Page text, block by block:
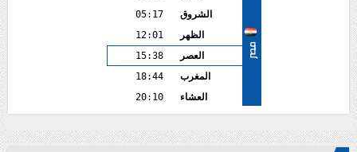
مصر
الشروق
05:17
الظهر
12:01
العصر
15:38
المغرب
18:44
العشاء
20:10